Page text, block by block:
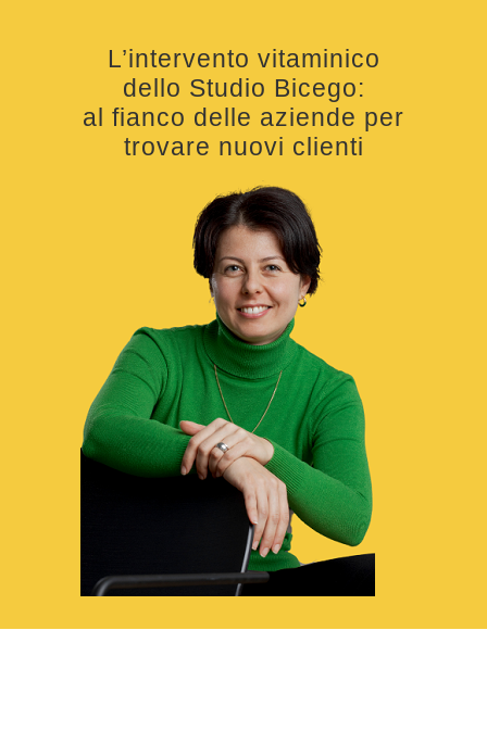
L’intervento vitaminico
dello Studio Bicego:
al fianco delle aziende per
trovare nuovi clienti